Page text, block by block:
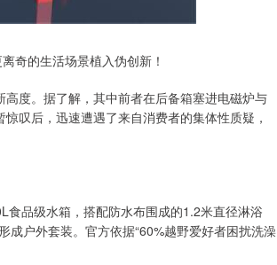
奇的生活场景植入伪创新！
度。据了解，其中前者在后备箱塞进电磁炉与
叹后，迅速遭遇了来自消费者的集体性质疑，
食品级水箱，搭配防水布围成的1.2米直径淋浴
户外套装。官方依据“60%越野爱好者困扰洗澡